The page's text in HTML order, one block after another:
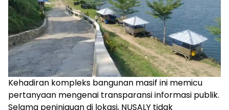
Kehadiran kompleks bangunan masif ini memicu
pertanyaan mengenai transparansi informasi publik.
Selama peninjauan di lokasi, NUSALY tidak